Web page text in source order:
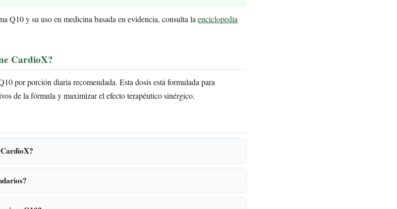
Q10 y su uso en medicina basada en evidencia, consulta la enciclopedia
CardioX?
por porción diaria recomendada. Esta dosis está formulada para
de la fórmula y maximizar el efecto terapéutico sinérgico.